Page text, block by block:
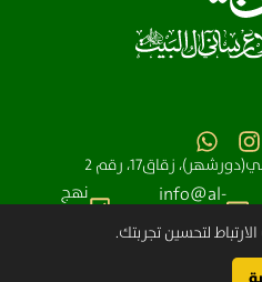
زقاق17، رقم 2
info@al-
shia.org
نهج
لتحسين تجربتك.